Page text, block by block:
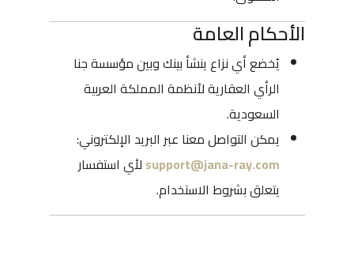
الأحكام العامة
يُخضع أي نزاع ينشأ بينك وبين مؤسسة جنا
الرأي العقارية لأنظمة المملكة العربية
السعودية.
يمكن التواصل معنا عبر البريد الإلكتروني:
support@jana-ray.com لأي استفسار
يتعلق بشروط الاستخدام.